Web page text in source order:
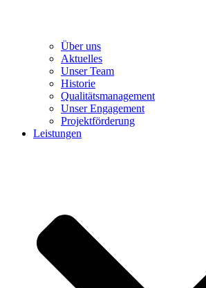
Über uns
Aktuelles
Unser Team
Historie
Qualitätsmanagement
Unser Engagement
Projektförderung
Leistungen